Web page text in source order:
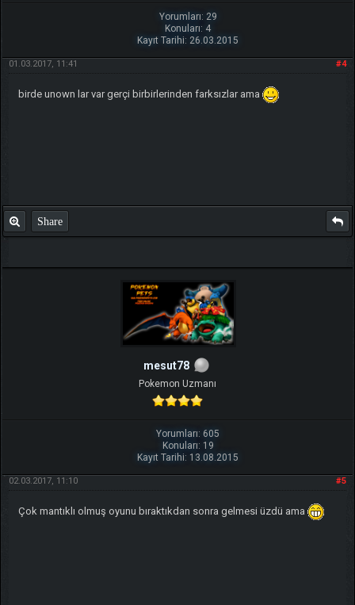
Yorumları: 29
Konuları: 4
Kayıt Tarihi: 26.03.2015
#4
01.03.2017, 11:41
birde unown lar var gerçi birbirlerinden farksızlar ama
Share
mesut78
Pokemon Uzmanı
Yorumları: 605
Konuları: 19
Kayıt Tarihi: 13.08.2015
#5
02.03.2017, 11:10
Çok mantıklı olmuş oyunu bıraktıkdan sonra gelmesi üzdü ama